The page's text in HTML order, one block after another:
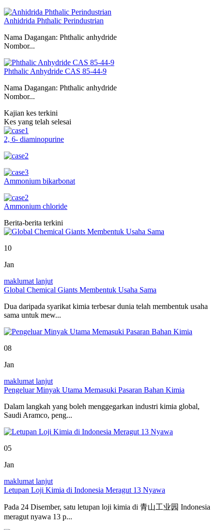
Anhidrida Phthalic Perindustrian
Nama Dagangan: Phthalic anhydride
Nombor...
Phthalic Anhydride CAS 85-44-9
Nama Dagangan: Phthalic anhydride
Nombor...
Kajian kes terkini
Kes yang telah selesai
2, 6- diaminopurine
Ammonium bikarbonat
Ammonium chloride
Berita-berita terkini
10
Jan
maklumat lanjut
Global Chemical Giants Membentuk Usaha Sama
Dua daripada syarikat kimia terbesar dunia telah membentuk usaha
sama untuk mew...
08
Jan
maklumat lanjut
Pengeluar Minyak Utama Memasuki Pasaran Bahan Kimia
Dalam langkah yang boleh menggegarkan industri kimia global,
Saudi Aramco, peng...
05
Jan
maklumat lanjut
Letupan Loji Kimia di Indonesia Meragut 13 Nyawa
Pada 24 Disember, satu letupan loji kimia di 青山工业园 Indonesia
meragut nyawa 13 p...